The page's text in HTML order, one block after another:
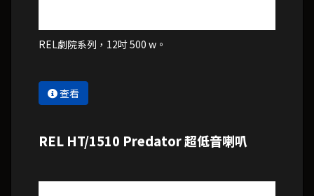
REL劇院系列，12吋 500 w。
查看
REL HT/1510 Predator 超低音喇叭